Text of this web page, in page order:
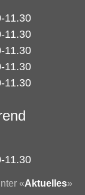
11.30
11.30
11.30
11.30
11.30
11.30
«Aktuelles»